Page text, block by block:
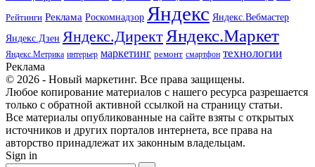
Рейтинги Реклама Роскомнадзор Яндекс Яндекс.Вебмастер
Яндекс.Дзен Яндекс.ДиректЯндекс.Маркет
Яндекс.Метрика интерьер маркетинг ремонт смартфон технологии
Реклама
© 2026 - Новый маркетинг. Все права защищены.
Любое копирование материалов с нашего ресурса разрешается
только с обратной активной ссылкой на страницу статьи.
Все материалы опубликованные на сайте взяты с открытых
источников и других порталов интернета, все права на
авторство принадлежат их законным владельцам.
Sign in